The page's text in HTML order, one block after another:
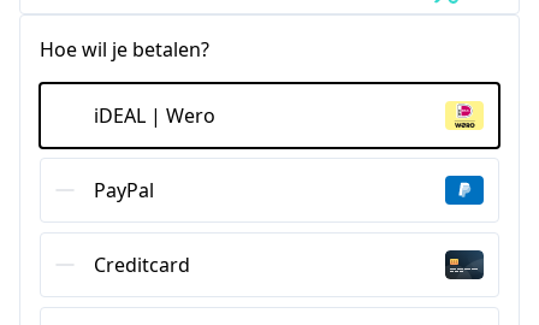
Hoe wil je betalen?
iDEAL | Wero
PayPal
Creditcard